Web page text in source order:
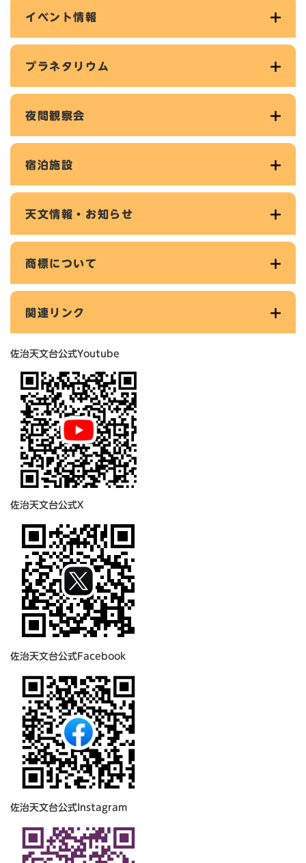
イベント情報
プラネタリウム
夜間観察会
宿泊施設
天文情報・お知らせ
商標について
関連リンク
佐治天文台公式Youtube
佐治天文台公式X
佐治天文台公式Facebook
佐治天文台公式Instagram